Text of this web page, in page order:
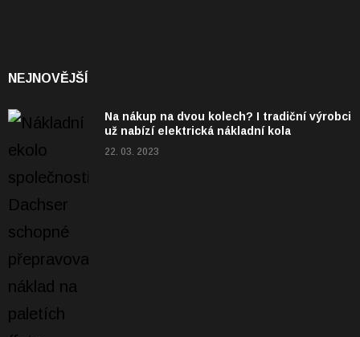
NEJNOVĚJŠÍ
Na nákup na dvou kolech? I tradiční výrobci
už nabízí elektrická nákladní kola
22. 03. 2023